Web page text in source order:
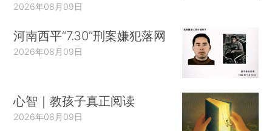
2026年08月09日
河南西平“7.30”刑案嫌犯落网
2026年08月09日
心智｜教孩子真正阅读
2026年08月09日